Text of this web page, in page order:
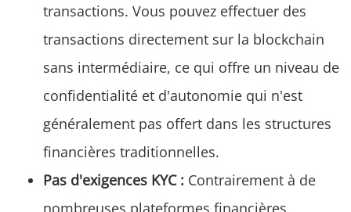
transactions. Vous pouvez effectuer des
transactions directement sur la blockchain
sans intermédiaire, ce qui offre un niveau de
confidentialité et d'autonomie qui n'est
généralement pas offert dans les structures
financières traditionnelles.
Pas d'exigences KYC : Contrairement à de
nombreuses plateformes financières